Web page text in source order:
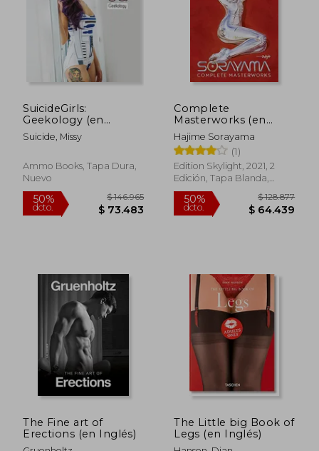
50%
dcto.
50%
dcto.
SuicideGirls:
Geekology (en
Inglés)
Suicide, Missy
Ammo Books, Tapa Dura,
Nuevo
Complete
Masterworks (en
Inglés)
Hajime Sorayama
(1)
Edition Skylight, 2021, 2
Edición, Tapa Blanda,
Nuevo
The Fine art of
Erections (en Inglés)
The Little big Book of
Legs (en Inglés)